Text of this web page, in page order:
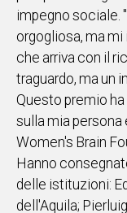
impegno sociale.
orgogliosa, ma
che arriva con il
traguardo, ma un
Questo premio
sulla mia persona
Women's Brain
Hanno
delle istituzioni:
dell'Aquila;